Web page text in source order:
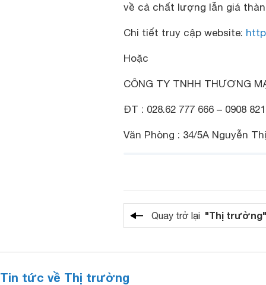
về cả chất lượng lẫn giá
Chi tiết truy cập website:
Hoặc
CÔNG TY TNHH THƯƠNG
ĐT : 028.62 777 666 – 0908
Văn Phòng : 34/5A Nguyễn
Quay trở lại "Thị trường"
Tin tức về Thị trường